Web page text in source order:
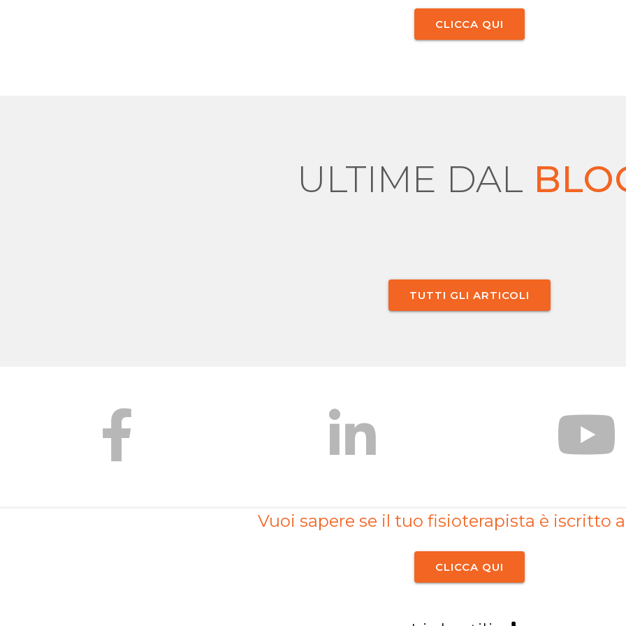
CLICCA QUI
ULTIME DAL
TUTTI GLI ARTICOLI
Vuoi sapere se il tuo fisioterapista è iscritto
CLICCA QUI